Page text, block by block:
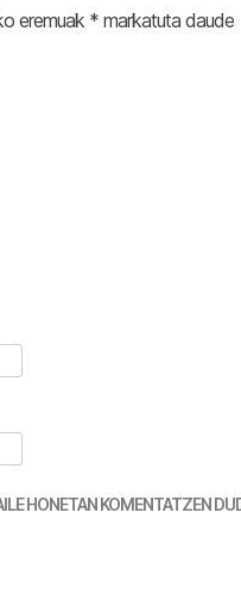
eremuak * markatuta daude
HONETAN KOMENTATZEN